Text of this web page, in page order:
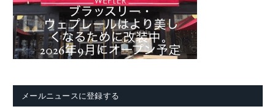
メールニュースに登録する